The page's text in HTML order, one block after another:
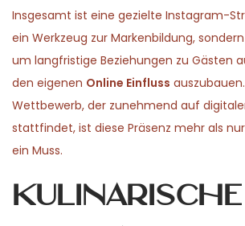
Insgesamt ist eine gezielte Instagram-
ein Werkzeug zur Markenbildung,
um langfristige Beziehungen zu Gästen
den eigenen Online Einfluss
Wettbewerb, der zunehmend auf
stattfindet, ist diese Präsenz mehr als
ein Muss.
Kulinarische